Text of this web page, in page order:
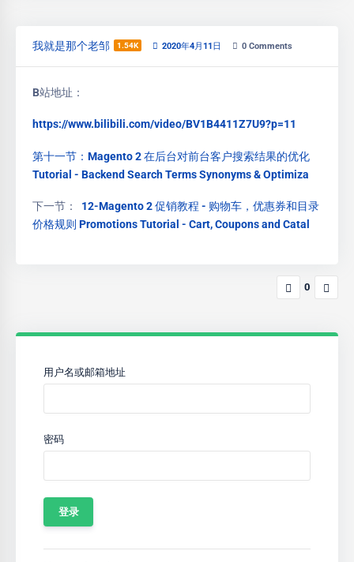
我就是那个老邹 1.54K 2020年4月11日 0 Comments
B站地址：
https://www.bilibili.com/video/BV1B4411Z7U9?p=11
第十一节：Magento 2 在后台对前台客户搜索结果的优化
Tutorial - Backend Search Terms Synonyms & Optimiza
下一节： 12-Magento 2 促销教程 - 购物车，优惠券和目录
价格规则 Promotions Tutorial - Cart, Coupons and Catal
0
用户名或邮箱地址
密码